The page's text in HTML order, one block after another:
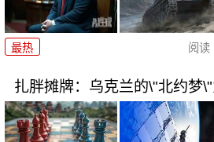
最热 阅读
扎胖摊牌：乌克兰的\"北约梦\"